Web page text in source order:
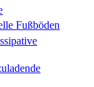
Fußböden